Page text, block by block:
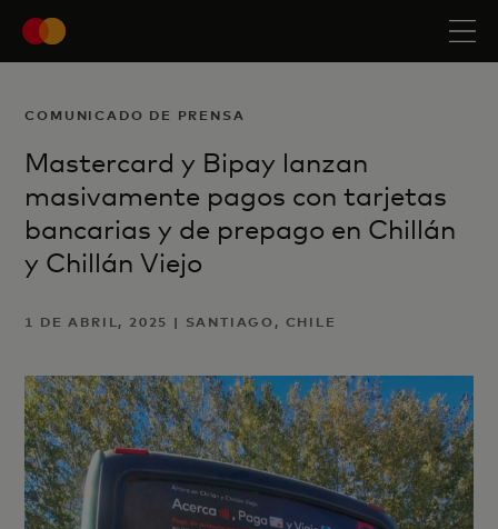
COMUNICADO DE PRENSA
Mastercard y Bipay lanzan
masivamente pagos con tarjetas
bancarias y de prepago en Chillán
y Chillán Viejo
1 DE ABRIL, 2025 | SANTIAGO, CHILE